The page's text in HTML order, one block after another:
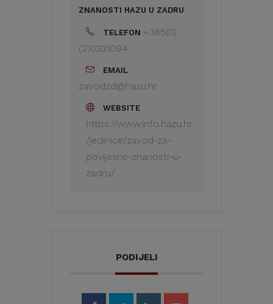
ZNANOSTI HAZU U ZADRU
TELEFON +385(0)
(23)331094
EMAIL
zavodzd@hazu.hr
WEBSITE
https://www.info.hazu.hr
/jedinice/zavod-za-
povijesne-znanosti-u-
zadru/
PODIJELI